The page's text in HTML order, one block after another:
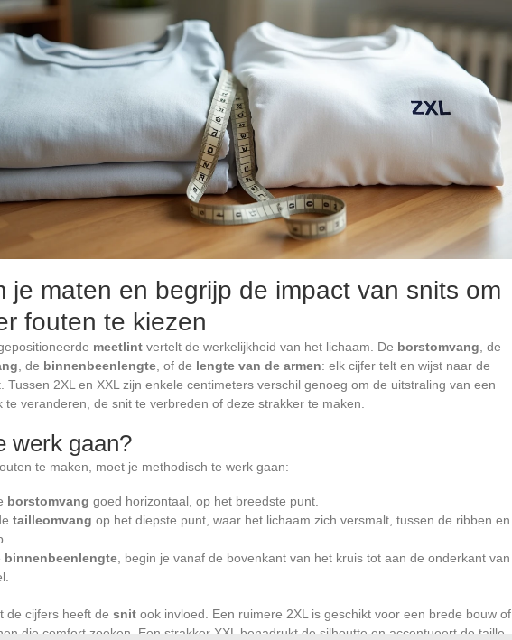
je maten en begrijp de impact van snits om
fouten te kiezen
meetlint vertelt de werkelijkheid van het lichaam. De borstomvang , de
, de binnenbeenlengte , of de lengte van de armen: elk cijfer telt en wijst naar de
Tussen 2XL en XXL zijn enkele centimeters verschil genoeg om de uitstraling van een
te veranderen, de snit te verbreden of deze strakker te maken.
werk gaan?
te maken, moet je methodisch te werk gaan:
borstomvang goed horizontaal, op het breedste punt.
tailleomvang op het diepste punt, waar het lichaam zich versmalt, tussen de ribben en
binnenbeenlengte , begin je vanaf de bovenkant van het kruis tot aan de onderkant van
de cijfers heeft de snit ook invloed. Een ruimere 2XL is geschikt voor een brede bouw of
die comfort zoeken. Een strakker XXL benadrukt de silhoutte en accentueert de taille